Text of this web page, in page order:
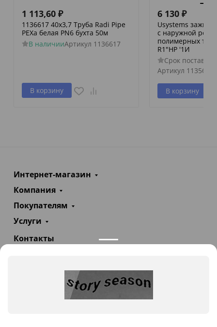
1 113,60 ₽
1136617 40х3,7 Труба Radi Pipe
PEXa белая PN6 бухта 50м
В наличииАртикул 1136617
В корзину
6 130 ₽
Usystems
с наружной
полимерных
R1"НР '1И
Срок поставки
Артикул 1135637
В корзину
Интернет-магазин
Компания
Покупателям
Услуги
Контакты
info@teploexpert.com
Пн—Сб 09:00 – 18:00